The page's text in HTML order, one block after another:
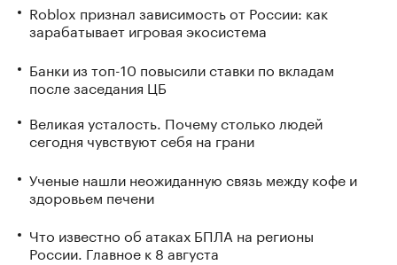
Roblox признал зависимость от России: как
зарабатывает игровая экосистема
Банки из топ-10 повысили ставки по вкладам
после заседания ЦБ
Великая усталость. Почему столько людей
сегодня чувствуют себя на грани
Ученые нашли неожиданную связь между кофе и
здоровьем печени
Что известно об атаках БПЛА на регионы
России. Главное к 8 августа